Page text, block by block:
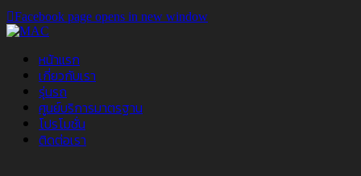
Facebook page opens in new window
หน้าแรก
เกี่ยวกับเรา
รุ่นรถ
ศูนย์บริการมาตรฐาน
โปรโมชั่น
ติดต่อเรา